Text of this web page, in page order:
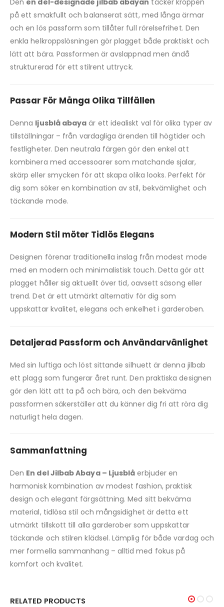
Den en del-designade jilbab abayan täcker kroppen
på ett smakfullt och balanserat sätt, med långa ärmar
och en lös passform som tillåter full rörelsefrihet. Den
enkla helkroppslösningen gör plagget både praktiskt och
lätt att bära. Passformen är avslappnad men ändå
strukturerad för ett stilrent uttryck.
Passar För Många Olika Tillfällen
Denna ljusblå abaya är ett idealiskt val för olika typer av
tillställningar – från vardagliga ärenden till högtider och
festligheter. Den neutrala färgen gör den enkel att
kombinera med accessoarer som matchande sjalar,
skärp eller smycken för att skapa olika looks. Perfekt för
dig som söker en kombination av stil, bekvämlighet och
täckande mode.
Modern Stil möter Tidlös Elegans
Designen förenar traditionella inslag från modest mode
med en modern och minimalistisk touch. Detta gör att
plagget håller sig aktuellt över tid, oavsett säsong eller
trend. Det är ett utmärkt alternativ för dig som
uppskattar kvalitet, elegans och enkelhet i garderoben.
Detaljerad Passform och Användarvänlighet
Med sin luftiga och löst sittande silhuett är denna jilbab
ett plagg som fungerar året runt. Den praktiska designen
gör den lätt att ta på och bära, och den bekväma
passformen säkerställer att du känner dig fri att röra dig
naturligt hela dagen.
Sammanfattning
Den En del Jilbab Abaya – Ljusblå erbjuder en
harmonisk kombination av modest fashion, praktisk
design och elegant färgsättning. Med sitt bekväma
material, tidlösa stil och mångsidighet är detta ett
utmärkt tillskott till alla garderober som uppskattar
täckande och stilren klädsel. Lämplig för både vardag och
mer formella sammanhang – alltid med fokus på
komfort och kvalitet.
RELATED PRODUCTS